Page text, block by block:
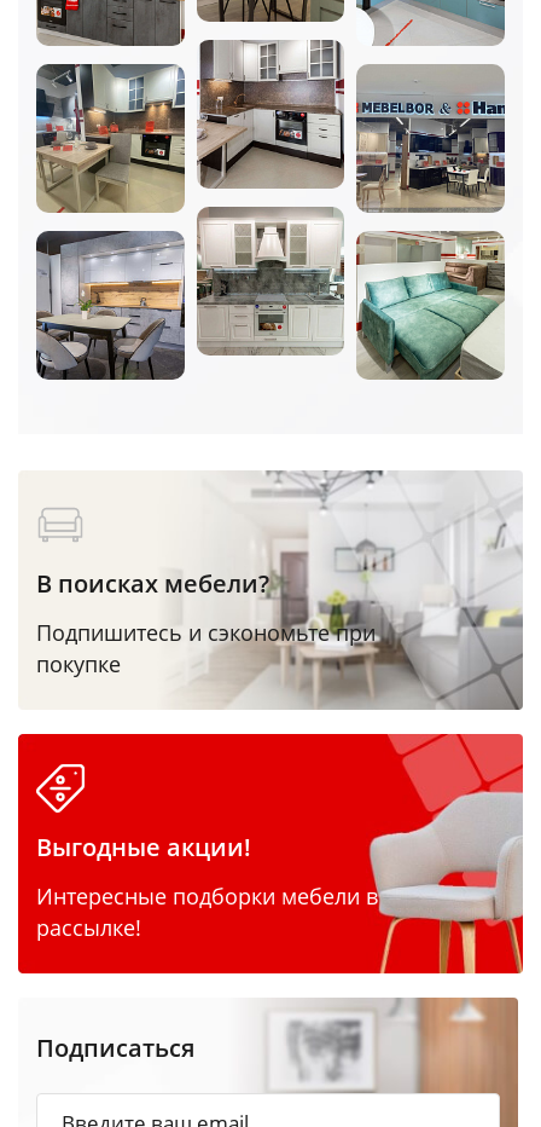
В поисках мебели?
Подпишитесь и сэкономьте при
покупке
Выгодные акции!
Интересные подборки мебели в
рассылке!
Подписаться